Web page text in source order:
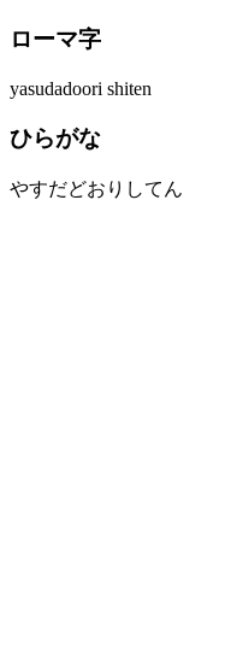
ローマ字
yasudadoori shiten
ひらがな
やすだどおりしてん